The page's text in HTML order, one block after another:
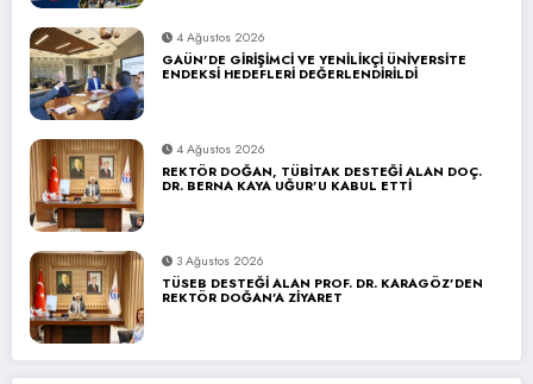
4 Ağustos 2026
GAÜN’DE GİRİŞİMCİ VE YENİLİKÇİ ÜNİVERSİTE
ENDEKSİ HEDEFLERİ DEĞERLENDİRİLDİ
4 Ağustos 2026
REKTÖR DOĞAN, TÜBİTAK DESTEĞİ ALAN DOÇ.
DR. BERNA KAYA UĞUR’U KABUL ETTİ
3 Ağustos 2026
TÜSEB DESTEĞİ ALAN PROF. DR. KARAGÖZ’DEN
REKTÖR DOĞAN’A ZİYARET